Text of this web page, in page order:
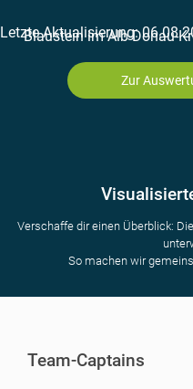
Letzte Aktualisierung:
Blaustein im Alb-Donau-
Zur
Verschaffe dir einen Überblick:
So machen wir
Team-Captains